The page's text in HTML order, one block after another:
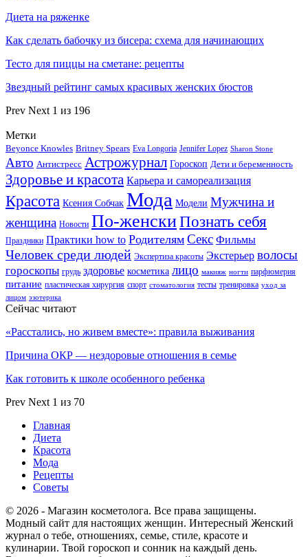
Диета на ряженке
Как сделать бабочку из бисера: схема для начинающих
Тесто для пиццы на сметане: рецепты
Звездный рейтинг самых красивых женских бюстов
Prev Next 1 из 196
Метки
Beyonce Knowles Britney Spears Eva Longoria Jennifer Lopez Sharon Stone
Авто Антистресс Астрожурнал Гороскоп Дети и беременность
Здоровье и красота Карьера и самореализация
Красота Ксения Собчак Мода Модели Мужчина и
женщина Новости По-женскиПознать себя
Праздники Практики how to Родителям Секс Фильмы
Человек среди людей Экспертиза красоты Экстерьер волосы
гороскопы грудь здоровье косметика лицо макияж ногти парфюмерия
питание пластическая хирургия спорт стоматология тесты тренировка уход за
лицом эзотерика
Сейчас читают
«Расстались, но живем вместе»: правила выживания
Причина ОКР — нездоровые отношения в семье
Как готовить к школе особенного ребенка
Prev Next 1 из 70
Главная
Диета
Красота
Мода
Рецепты
Советы
© 2026 - Магазин косметолога. Все права защищены.
Модный сайт для настоящих женщин. Интересный Женский
журнал о тебе, отношениях, семье, стиле, красоте и
кулинарии. Твой гороскоп и сонник на каждый день.